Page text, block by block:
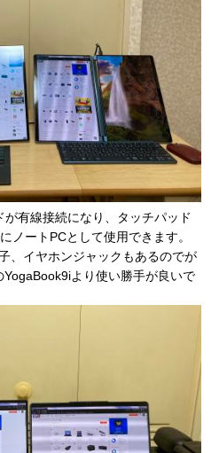
が有線接続になり、タッチパッド
ノートPCとして使用できます。
、イヤホンジャックもあるのでが
より使い勝手が良いで